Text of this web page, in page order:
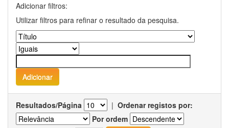
Adicionar filtros:
Utilizar filtros para refinar o resultado da pesquisa.
Resultados/Página | Ordenar registos por:
Por ordem